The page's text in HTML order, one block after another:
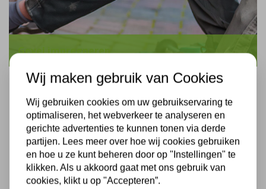
Gevel impregneren
Wij maken gebruik van Cookies
Wij gebruiken cookies om uw gebruikservaring te
optimaliseren, het webverkeer te analyseren en
gerichte advertenties te kunnen tonen via derde
partijen. Lees meer over hoe wij cookies gebruiken
en hoe u ze kunt beheren door op "Instellingen" te
klikken. Als u akkoord gaat met ons gebruik van
cookies, klikt u op "Accepteren”.